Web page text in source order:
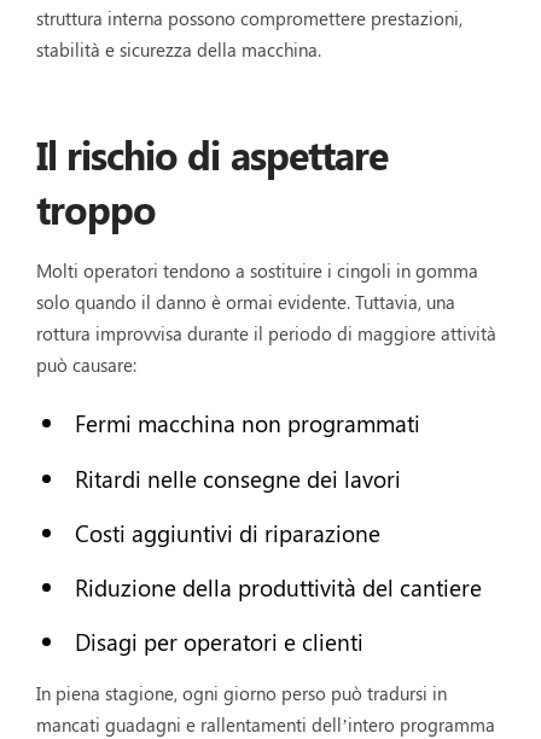
struttura interna possono compromettere prestazioni,
stabilità e sicurezza della macchina.
Il rischio di aspettare
troppo
Molti operatori tendono a sostituire i cingoli in gomma
solo quando il danno è ormai evidente. Tuttavia, una
rottura improvvisa durante il periodo di maggiore attività
può causare:
Fermi macchina non programmati
Ritardi nelle consegne dei lavori
Costi aggiuntivi di riparazione
Riduzione della produttività del cantiere
Disagi per operatori e clienti
In piena stagione, ogni giorno perso può tradursi in
mancati guadagni e rallentamenti dell’intero programma